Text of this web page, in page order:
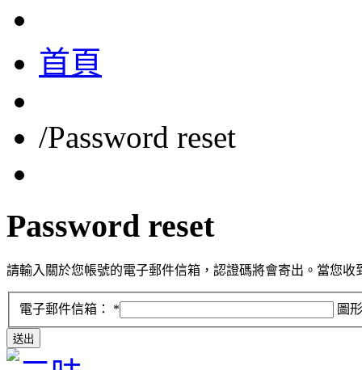
首頁
/Password reset
Password reset
請輸入關於您帳號的電子郵件信箱，認證碼將會寄出。當您
電子郵件信箱： * 圖
送出